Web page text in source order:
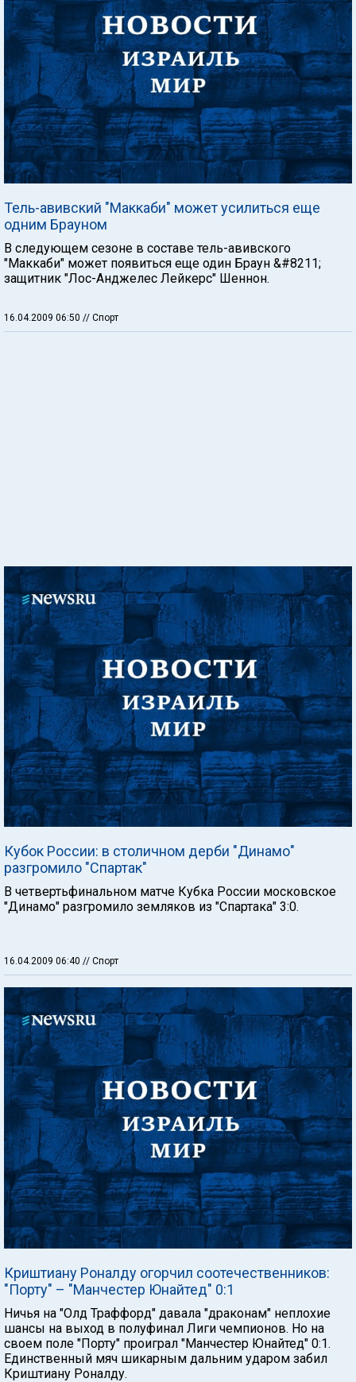
Тель-авивский "Маккаби" может усилиться еще
одним Брауном
В следующем сезоне в составе тель-авивского
"Маккаби" может появиться еще один Браун &#8211;
защитник "Лос-Анджелес Лейкерс" Шеннон.
16.04.2009 06:50 // Спорт
Кубок России: в столичном дерби "Динамо"
разгромило "Спартак"
В четвертьфинальном матче Кубка России московское
"Динамо" разгромило земляков из "Спартака" 3:0.
16.04.2009 06:40 // Спорт
Криштиану Роналду огорчил соотечественников:
"Порту" – "Манчестер Юнайтед" 0:1
Ничья на "Олд Траффорд" давала "драконам" неплохие
шансы на выход в полуфинал Лиги чемпионов. Но на
своем поле "Порту" проиграл "Манчестер Юнайтед" 0:1.
Единственный мяч шикарным дальним ударом забил
Криштиану Роналду.